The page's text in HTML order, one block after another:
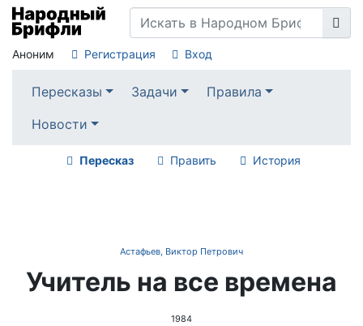
Аноним Регистрация Вход
Пересказы Задачи
Правила
Новости
Пересказ Править История
Астафьев, Виктор Петрович
Учитель на все времена
1984